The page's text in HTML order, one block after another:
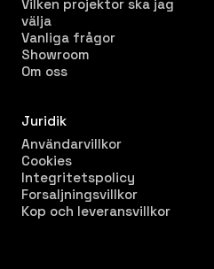
Vilken projektor ska jag
välja
Vanliga frågor
Showroom
Om oss
Juridik
Användarvillkor
Cookies
Integritetspolicy
Forsaljningsvillkor
Kop och leveransvillkor